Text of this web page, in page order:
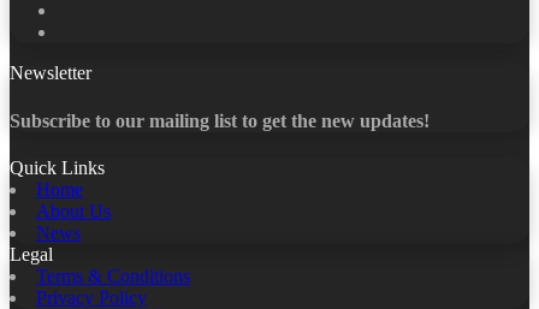
Newsletter
Subscribe to our mailing list to get the new updates!
Quick Links
Home
About Us
News
Legal
Terms & Conditions
Privacy Policy